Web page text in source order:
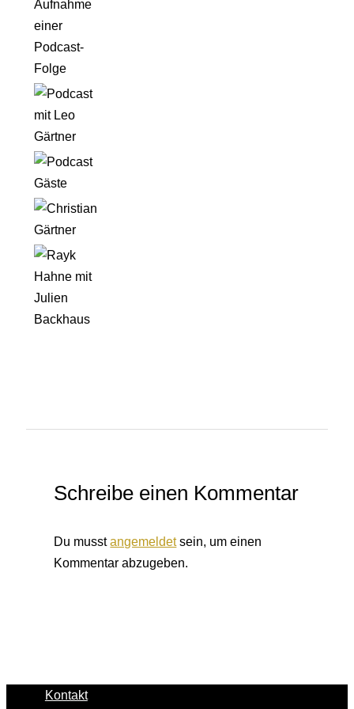
Schreibe einen Kommentar
Du musstangemeldetsein, um einen
Kommentar abzugeben.
Kontakt